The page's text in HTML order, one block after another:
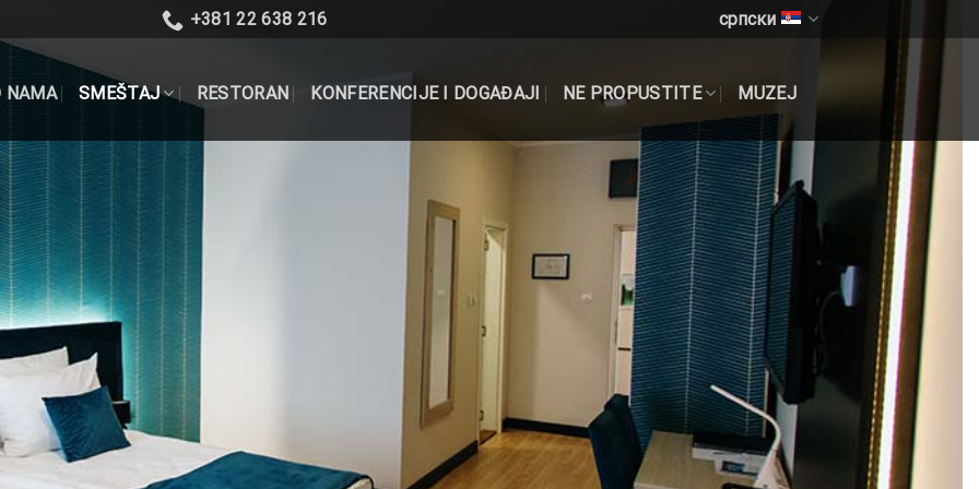
+381 22 638 216 српски
NAMA SMEŠTAJ RESTORAN KONFERENCIJE I DOGAĐAJI NE PROPUSTITE MUZEJ